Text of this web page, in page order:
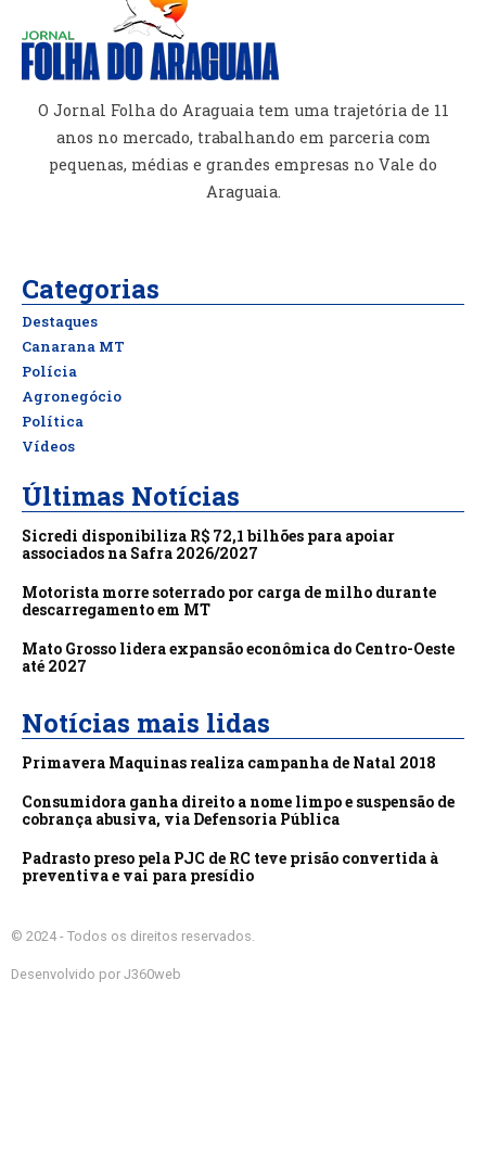
O Jornal Folha do Araguaia tem uma trajetória de 11
anos no mercado, trabalhando em parceria com
pequenas, médias e grandes empresas no Vale do
Araguaia.
Categorias
Destaques
Canarana MT
Polícia
Agronegócio
Política
Vídeos
Últimas Notícias
Sicredi disponibiliza R$ 72,1 bilhões para apoiar
associados na Safra 2026/2027
Motorista morre soterrado por carga de milho durante
descarregamento em MT
Mato Grosso lidera expansão econômica do Centro-Oeste
até 2027
Notícias mais lidas
Primavera Maquinas realiza campanha de Natal 2018
Consumidora ganha direito a nome limpo e suspensão de
cobrança abusiva, via Defensoria Pública
Padrasto preso pela PJC de RC teve prisão convertida à
preventiva e vai para presídio
© 2024 - Todos os direitos reservados.
Desenvolvido por J360web